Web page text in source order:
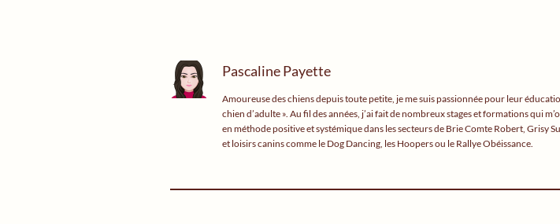
Pascaline Payette
Amoureuse des chiens depuis toute petite, je me suis passionnée pour leur
chien d’adulte ». Au fil des années, j’ai fait de nombreux stages et formations qui
en méthode positive et systémique dans les secteurs de Brie Comte Robert, Grisy
et loisirs canins comme le Dog Dancing, les Hoopers ou le Rallye Obéissance.